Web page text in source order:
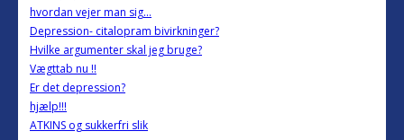
hvordan vejer man sig...
Depression- citalopram bivirkninger?
Hvilke argumenter skal jeg bruge?
Vægttab nu !!
Er det depression?
hjælp!!!
ATKINS og sukkerfri slik